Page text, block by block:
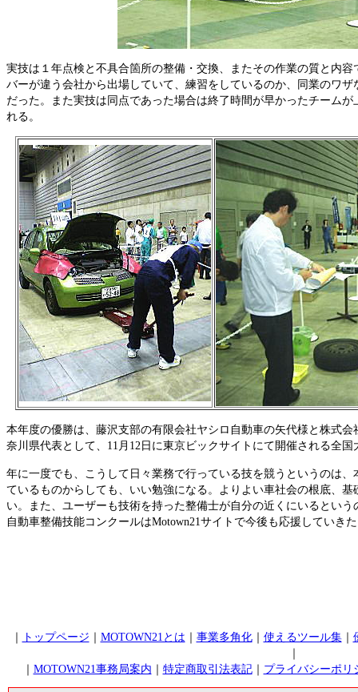
実技は１年点検と不具合箇所の整備・交換、またその作業の質と内
バーが違う会社から出場していて、練習をしているのか、同業のワ
だった。また実技は同点であった場合は終了時間が早かったチーム
れる。
本年度の優勝は、藤沢支部の有限会社ヤシロ自動車の矢代様と株式
奈川県代表として、11月12日に東京ビックサイトにて開催される全国
年に一度でも、こうして日々業務で行っている技を競うというのは
ているものからしても、いい勉強になる。よりよい車社会の根底、
い。また、ユーザーも技術を持った整備士が自分の近くにいるとい
自動車整備技能コンクールはMotown21サイトで今後も応援していき
｜ トップページ ｜ MOTOWN21とは ｜ 事業多角化｜ 使えるツール集｜
｜
｜ MOTOWN21事務局案内 ｜ 特定商取引法表記｜ プライバシーポリ